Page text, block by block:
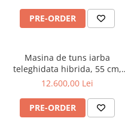
PRE-ORDER
Masina de tuns iarba
teleghidata hibrida, 55 cm,
motor Loncin 9 cp - RSC55
12.600,00 Lei
PRE-ORDER